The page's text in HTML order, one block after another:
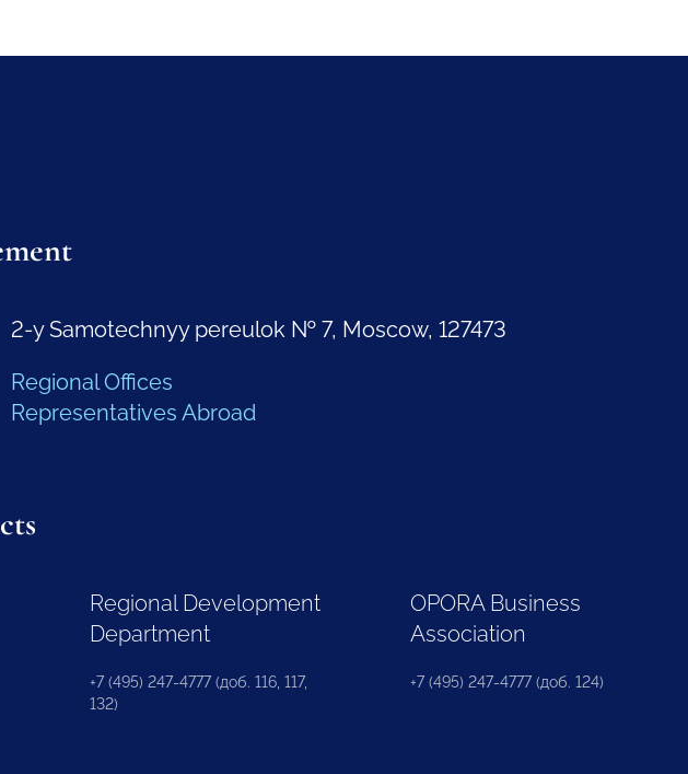
2-y Samotechnyy pereulok № 7, Moscow, 127473
Regional Offices
Representatives Abroad
Regional Development
Department
+7 (495) 247-4777 (доб. 116, 117,
132)
OPORA Business
Association
+7 (495) 247-4777 (доб. 124)